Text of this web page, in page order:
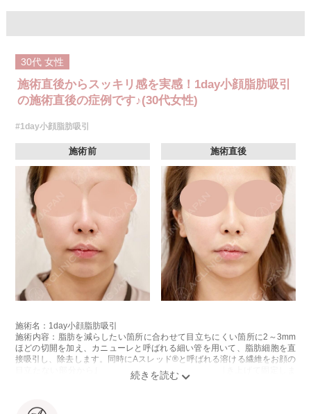
30代 女性
施術直後からスッキリ感を実感！1day小顔脂肪吸引
の施術直後の症例です♪(30代女性)
#1day小顔脂肪吸引
施術前 施術直後
施術名：1day小顔脂肪吸引
施術内容：脂肪を減らしたい箇所に合わせて目立ちにくい箇所に2～3mm
ほどの切開を加え、カニューレと呼ばれる細い管を用いて、脂肪細胞を直
接吸引し、除去します。同時にAスレッド®と呼ばれる溶ける繊維をお顔の
目立たない部分から皮下へ挿入し、皮膚を内側から引き上げて固定しま